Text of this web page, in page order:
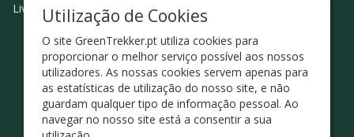
Livro de Reclamações
Utilização de Cookies
O site GreenTrekker.pt utiliza cookies para
proporcionar o melhor serviço possível aos nossos
utilizadores. As nossas cookies servem apenas para
as estatísticas de utilização do nosso site, e não
guardam qualquer tipo de informação pessoal. Ao
navegar no nosso site está a consentir a sua